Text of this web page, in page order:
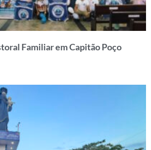
Familiar em Capitão Poço